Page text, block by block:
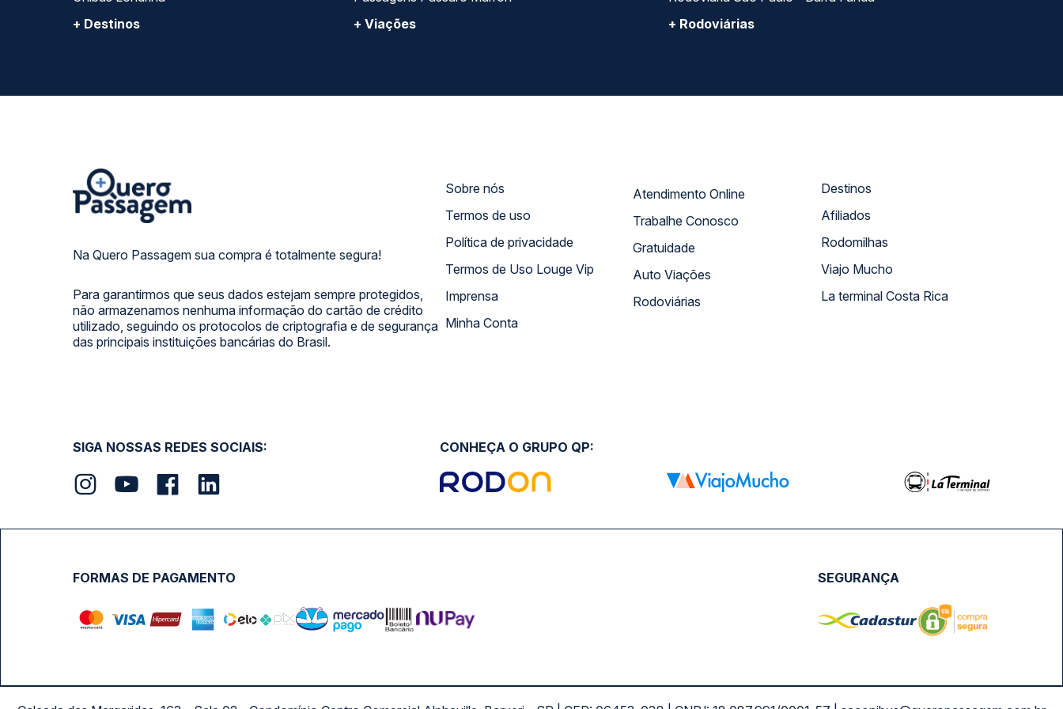
+ Destinos
+ Viações
+ Rodoviárias
Na Quero Passagem sua compra é totalmente segura!
Para garantirmos que seus dados estejam sempre protegidos,
não armazenamos nenhuma informação do cartão de crédito
utilizado, seguindo os protocolos de criptografia e de segurança
das principais instituições bancárias do Brasil.
Sobre nós
Termos de uso
Política de privacidade
Termos de Uso Louge Vip
Imprensa
Minha Conta
Atendimento Online
Trabalhe Conosco
Gratuidade
Auto Viações
Rodoviárias
Destinos
Afiliados
Rodomilhas
Viajo Mucho
La terminal Costa Rica
SIGA NOSSAS REDES SOCIAIS: CONHEÇA O GRUPO QP:
FORMAS DE PAGAMENTO SEGURANÇA